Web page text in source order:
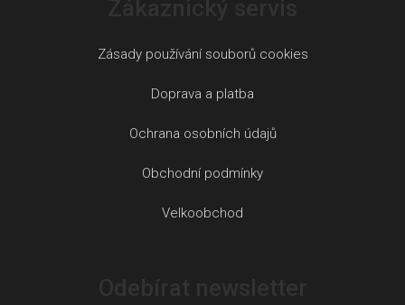
Zásady používání souborů cookies
Doprava a platba
Ochrana osobních údajů
Obchodní podmínky
Velkoobchod